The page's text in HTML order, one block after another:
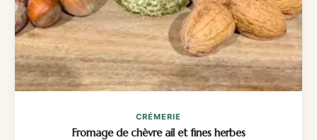
CRÉMERIE
Fromage de chèvre ail et fines herbes